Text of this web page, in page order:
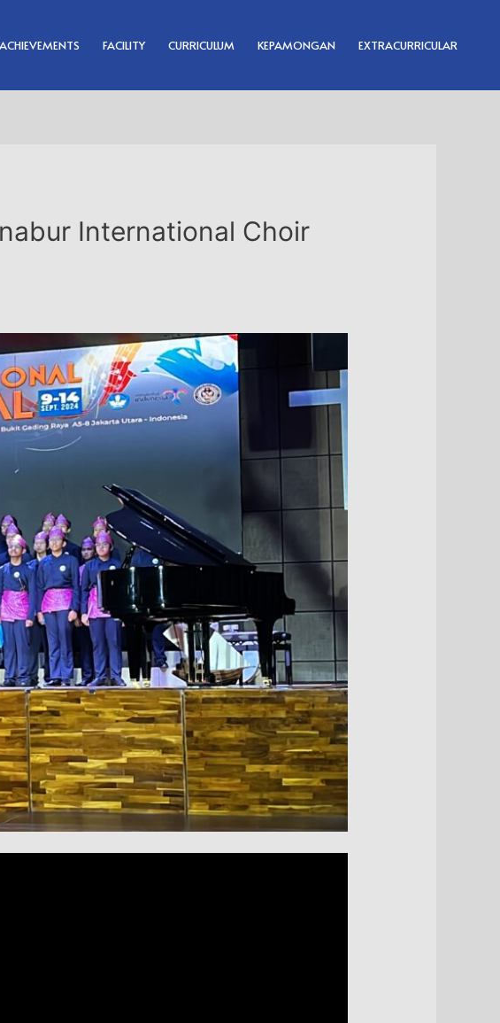
ACHIEVEMENTS FACILITY CURRICULUM KEPAMONGAN EXTRACURRICULAR
International Choir